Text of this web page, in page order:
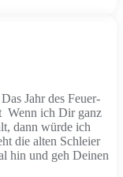
Jahr des Feuer-
Wenn ich Dir ganz
dann würde ich
die alten Schleier
hin und geh Deinen